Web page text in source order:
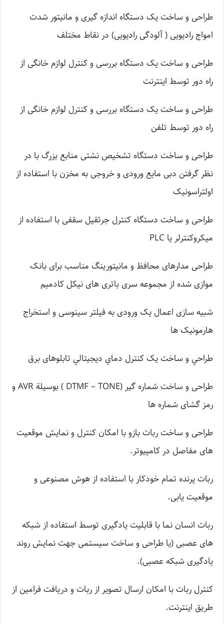
طراحی و ساخت یک دستگاه اندازه گیری و مانیتور شدت
امواج رادیویی ( آلودگی رادیویی) در نقاط مختلف
طراحی و ساخت یک دستگاه بررسی و کنترل لوازم خانگی از
راه دور توسط اینترنت
طراحی و ساخت یک دستگاه بررسی و کنترل لوازم خانگی از
راه دور توسط تلفن
طراحی و ساخت دستگاه تشخیص نشتی منابع بزرگ با در
نظر گرفتن دبی مایع ورودی و خروجی به مخزن با استفاده از
اولتراسونیک
طراحی و ساخت دستگاه کنترل جرثقیل سقفی با استفاده از
میکروکنترلر یا PLC
طراحی مدارهای محافظ و مانیتورینگ مناسب برای بانک
موازی شده از مجموعه سری باتری های نیکل کادمیم
شبیه سازی اعمال یک ورودی به فیلتر سینوسی و استخراج
هارمونیک ها
طراحي و ساخت يک کنترل دماي ديجيتالي تابلوهای برق
طراحی و ساخت شماره گیر (DTMF – TONE ) بوسیلة AVR و
رمز گشای شماره ها
طراحی و ساخت ربات بازو با امکان کنترل و نمایش موقعیت
های مفاصل در کامپیوتر.
ربات پرنده تمام خودکار با استفاده از هوش مصنوعی و
موقعیت یابی.
ربات انسان نما با قابلیت یادگیری توسط استفاده از شبکه
های عصبی (یا طراحی و ساخت سیستمی جهت نمایش روند
یادگیری شبکه عصبی).
کنترل ربات با امکان ارسال تصویر از ربات و دریافت فرامین از
طریق اینترنت.